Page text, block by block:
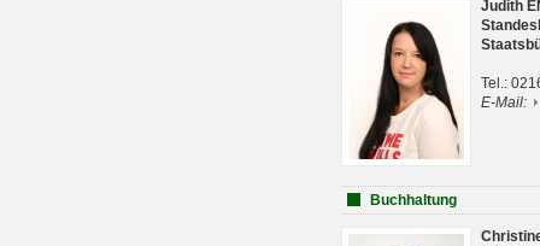
Judith
Tel.:
E-Mail:
Buchhaltung